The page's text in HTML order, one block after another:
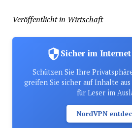
Veröffentlicht in Wirtschaft
Sicher im
Schützen Sie Ihre
greifen Sie sicher auf Inhalte
für Leser im
NordVPN